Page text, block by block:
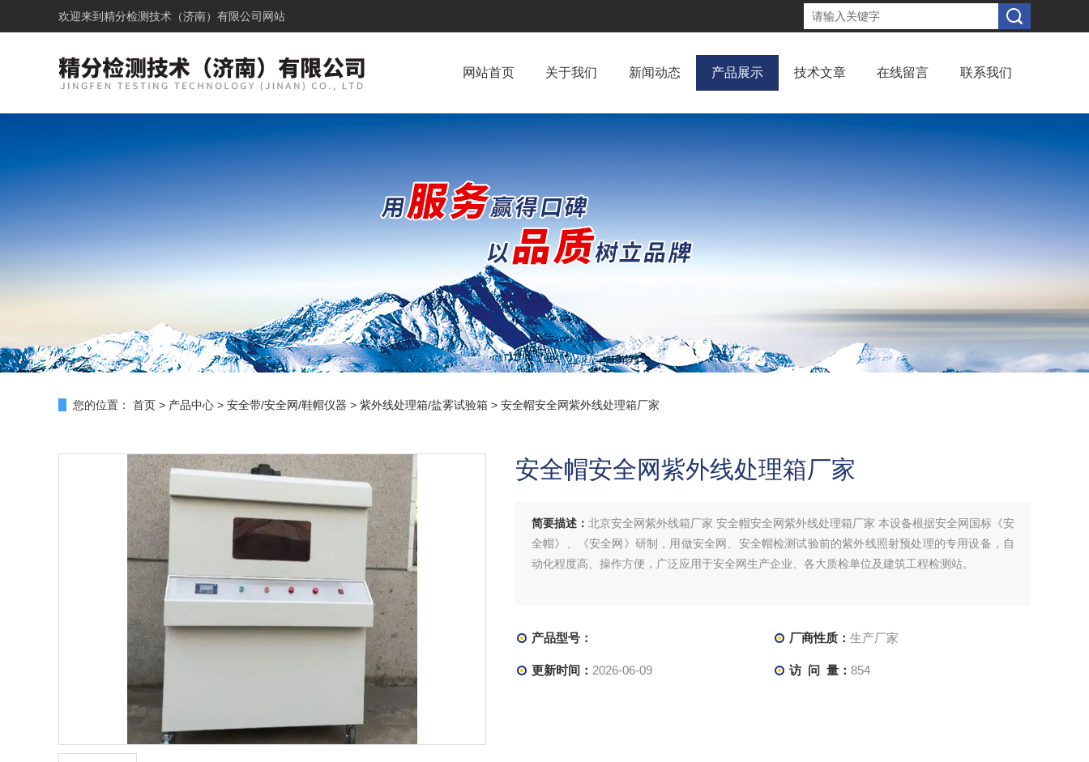
欢迎来到 精分检测技术（济南）有限公司网站
网站首页 关于我们 新闻动态 产品展示 技术文章 在线留言 联系我们
您的位置： 首页 > 产品中心 > 安全带/安全网/鞋帽仪器 > 紫外线处理箱/盐雾试验箱 > 安全帽安全网紫外线处理箱厂家
安全帽安全网紫外线处理箱厂家
简要描述： 北京安全网紫外线箱厂家 安全帽安全网紫外线处理箱厂家 本设备根据安全网国标《安
全帽》、《安全网》研制，用做安全网、安全帽检测试验前的紫外线照射预处理的专用设备，自
动化程度高、操作方便，广泛应用于安全网生产企业、各大质检单位及建筑工程检测站。
产品型号： 厂商性质： 生产厂家
更新时间： 2026-06-09 访 问 量： 854